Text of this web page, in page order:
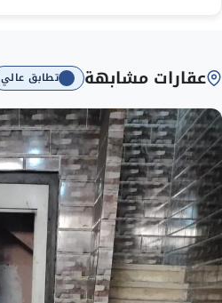
عقارات مشابهة تطابق عالي